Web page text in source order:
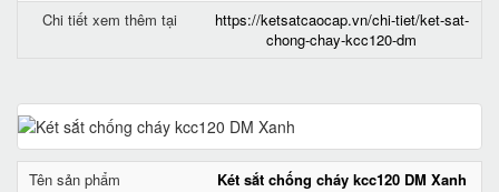
Chi tiết xem thêm tại
https://ketsatcaocap.vn/chi-tiet/ket-sat-
chong-chay-kcc120-dm
Tên sản phẩm
Két sắt chống cháy kcc120 DM Xanh